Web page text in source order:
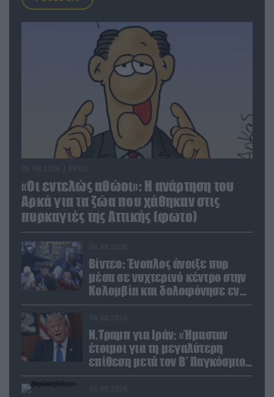
«Οι εντελώς αθώοι»: Η ανάρτηση του
Αρκά για τα ζώα που χάθηκαν στις
πυρκαγιές της Αττικής (φωτο)
Βίντεο: Ένοπλος άνοιξε πυρ
μέσα σε νυχτερινό κέντρο στην
Κολομβία και δολοφόνησε εν
ψυχρώ νεαρό ζευγάρι
Ν.Τραμπ για Ιράν: «Ήμασταν
έτοιμοι για τη μεγαλύτερη
επίθεση μετά τον Β’ Παγκόσμιο
Πόλεμο» (βίντεο)